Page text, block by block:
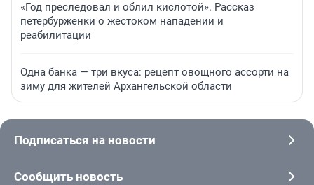
«Год преследовал и облил кислотой». Рассказ
петербурженки о жестоком нападении и
реабилитации
Одна банка — три вкуса: рецепт овощного ассорти на
зиму для жителей Архангельской области
Подписаться на новости
Сообщить новость